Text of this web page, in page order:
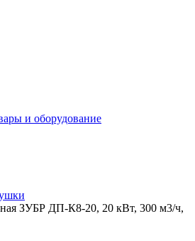
и оборудование
ЗУБР ДП-К8-20, 20 кВт, 300 м3/ч,